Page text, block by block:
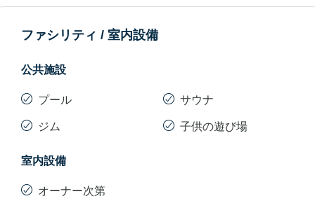
ファシリティ / 室内設備
公共施設
プール
ジム
サウナ
子供の遊び場
室内設備
オーナー次第